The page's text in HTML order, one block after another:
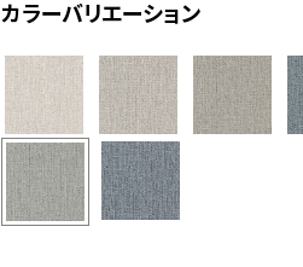
カラーバリエーション